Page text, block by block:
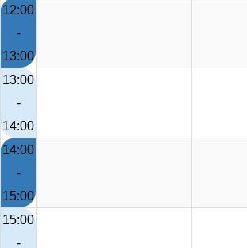
12:00
-
13:00
13:00
-
14:00
14:00
-
15:00
15:00
-